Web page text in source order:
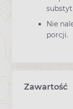
Nie
porcji.
Zawartość